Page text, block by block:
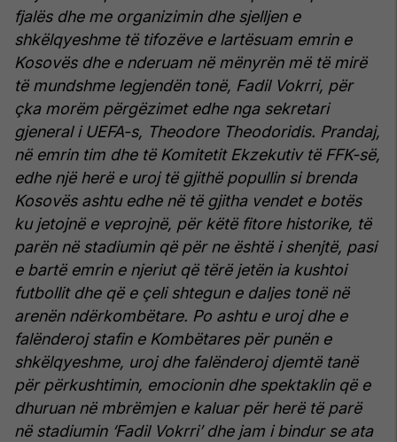
fjalës dhe me organizimin dhe sjelljen e
shkëlqyeshme të tifozëve e lartësuam emrin e
Kosovës dhe e nderuam në mënyrën më të mirë
të mundshme legjendën tonë, Fadil Vokrri, për
çka morëm përgëzimet edhe nga sekretari
gjeneral i UEFA-s, Theodore Theodoridis. Prandaj,
në emrin tim dhe të Komitetit Ekzekutiv të FFK-së,
edhe një herë e uroj të gjithë popullin si brenda
Kosovës ashtu edhe në të gjitha vendet e botës
ku jetojnë e veprojnë, për këtë fitore historike, të
parën në stadiumin që për ne është i shenjtë, pasi
e bartë emrin e njeriut që tërë jetën ia kushtoi
futbollit dhe që e çeli shtegun e daljes tonë në
arenën ndërkombëtare. Po ashtu e uroj dhe e
falënderoj stafin e Kombëtares për punën e
shkëlqyeshme, uroj dhe falënderoj djemtë tanë
për përkushtimin, emocionin dhe spektaklin që e
dhuruan në mbrëmjen e kaluar për herë të parë
në stadiumin ‘Fadil Vokrri’ dhe jam i bindur se ata